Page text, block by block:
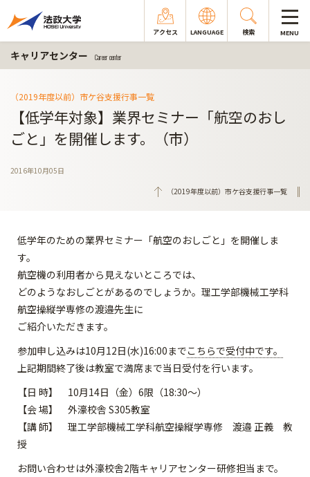
アクセス LANGUAGE 検索 MENU
キャリアセンター Career center
（2019年度以前）市ケ谷支援行事一覧
【低学年対象】業界セミナー「航空のおし
ごと」を開催します。（市）
2016年10月05日
（2019年度以前）市ケ谷支援行事一覧
低学年のための業界セミナー「航空のおしごと」を開催しま
す。
航空機の利用者から見えないところでは、
どのようなおしごとがあるのでしょうか。理工学部機械工学科
航空操縦学専修の渡邉先生に
ご紹介いただきます。
参加申し込みは10月12日(水)16:00までこちらで受付中です。
上記期間終了後は教室で満席まで当日受付を行います。
【日 時】 10月14日（金）6限（18:30～）
【会 場】 外濠校舎 S305教室
【講 師】 理工学部機械工学科航空操縦学専修 渡邉 正義 教
授
お問い合わせは外濠校舎2階キャリアセンター研修担当まで。